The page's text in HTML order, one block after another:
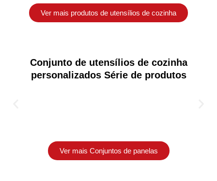
Ver mais produtos de utensílios de cozinha
Conjunto de utensílios de cozinha
personalizados Série de produtos
Ver mais Conjuntos de panelas